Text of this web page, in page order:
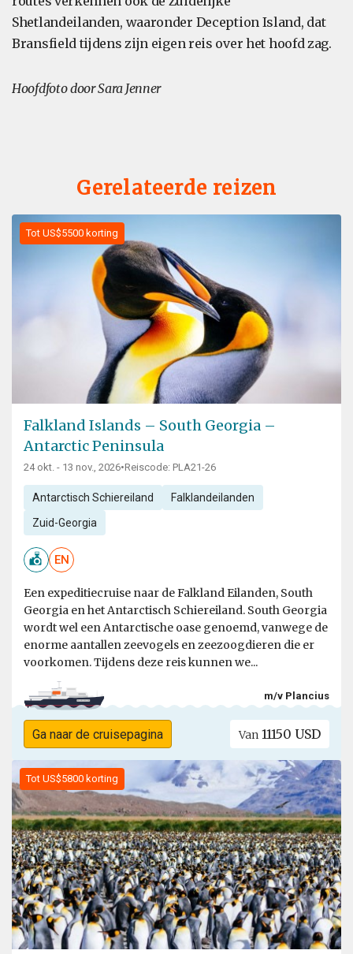
Shetlandeilanden, waaronder Deception Island, dat
Bransfield tijdens zijn eigen reis over het hoofd zag.
Hoofdfoto door Sara Jenner
Gerelateerde reizen
Tot US$5500 korting
Falkland Islands – South Georgia –
Antarctic Peninsula
24 okt. - 13 nov., 2026•Reiscode: PLA21-26
Antarctisch Schiereiland Falklandeilanden
Zuid-Georgia
EN
Een expeditiecruise naar de Falkland Eilanden, South
Georgia en het Antarctisch Schiereiland. South Georgia
wordt wel een Antarctische oase genoemd, vanwege de
enorme aantallen zeevogels en zeezoogdieren die er
voorkomen. Tijdens deze reis kunnen we...
m/v Plancius
Ga naar de cruisepagina Van 11150 USD
Tot US$5800 korting